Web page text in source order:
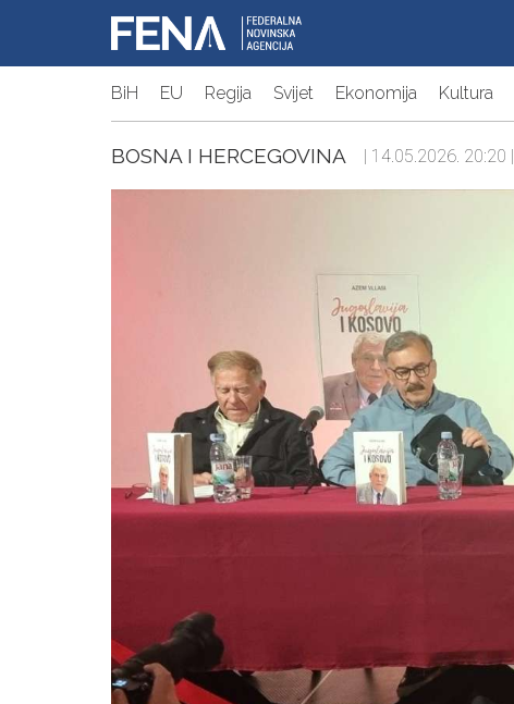
BiH EU Regija Svijet Ekonomija Kultura
BOSNA I HERCEGOVINA | 14.05.2026. 20:20 |